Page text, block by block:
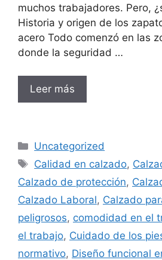
muchos trabajadores. Pero,
Historia y origen de los
acero Todo comenzó en las
donde la seguridad …
Leer más
Categorías
Uncategorized
Etiquetas
Calidad en calzado,
Calzado de protección,
Calzado Laboral, Calzado
peligrosos, comodidad en el
el trabajo, Cuidado de los
normativo, Diseño funcional